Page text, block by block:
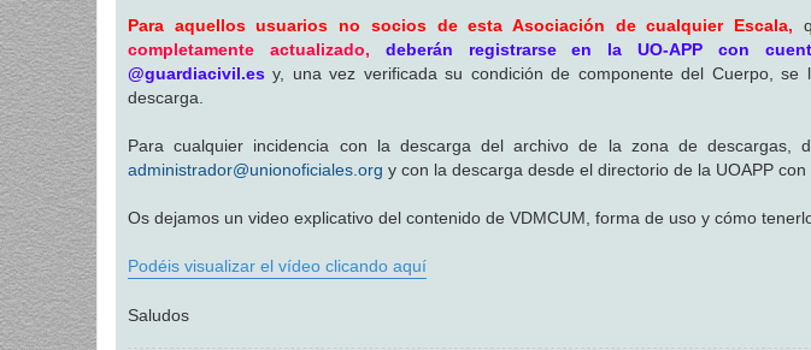
Para aquellos usuarios no socios de esta Asociación de cualquier Escala,
completamente actualizado, deberán registrarse en la UO-APP con
@guardiacivil.es y, una vez verificada su condición de componente del Cuerpo, se
descarga.
Para cualquier incidencia con la descarga del archivo de la zona de descargas,
administrador@unionoficiales.org y con la descarga desde el directorio de la UOAPP con
Os dejamos un video explicativo del contenido de VDMCUM, forma de uso y cómo
Podéis visualizar el vídeo clicando aquí
Saludos